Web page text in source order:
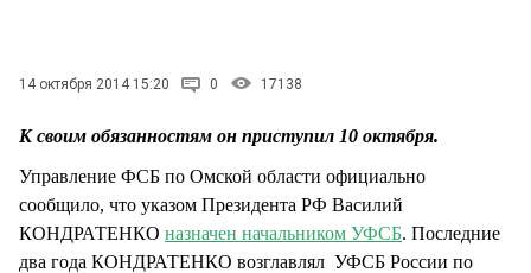
14 октября 2014 15:20 0 17138
К своим обязанностям он приступил 10 октября.
Управление ФСБ по Омской области официально
сообщило, что указом Президента РФ Василий
КОНДРАТЕНКО назначен начальником УФСБ. Последние
два года КОНДРАТЕНКО возглавлял УФСБ России по